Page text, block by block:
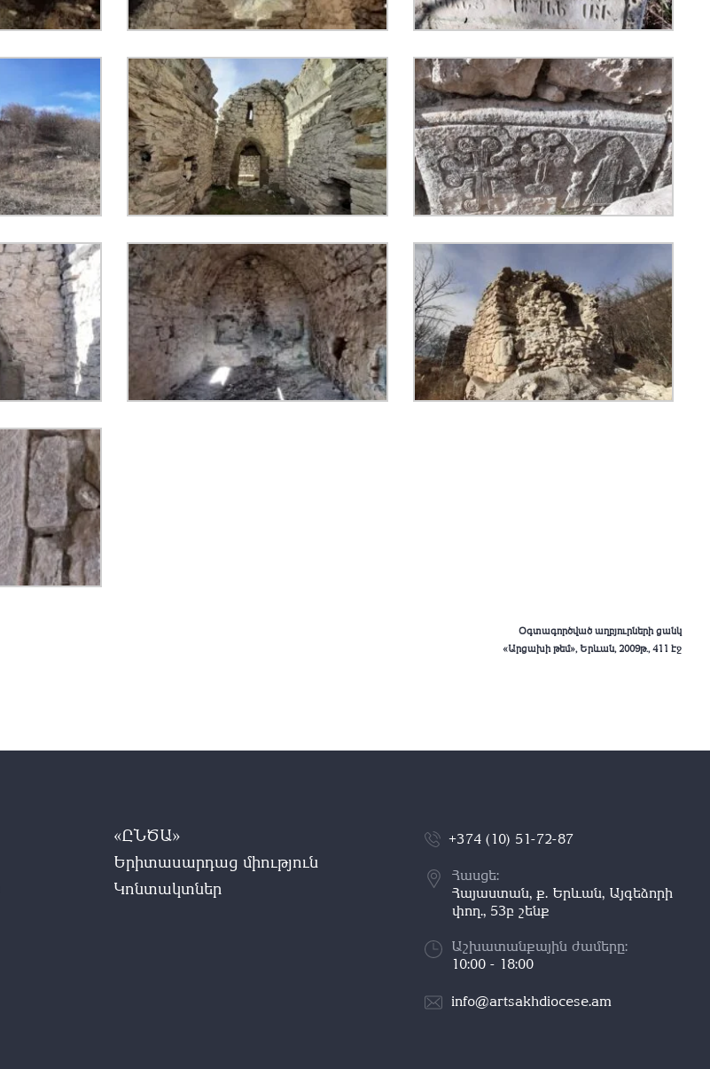
Օգտագործված աղբյուրների ցանկ
«Արցախի թեմ», Երևան, 2009թ., 411 էջ
«ԸՆԾԱ»
Երիտասարդաց միություն
Կոնտակտներ
+374 (10) 51-72-87
Հասցե:
Հայաստան, ք. Երևան, Այգեձորի
փող., 53բ շենք
Աշխատանքային ժամերը:
10:00 - 18:00
info@artsakhdiocese.am